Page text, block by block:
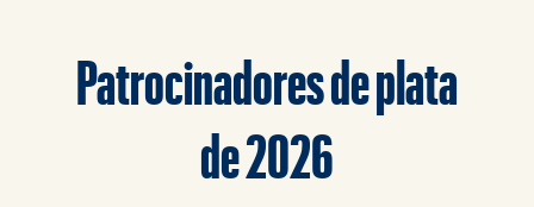
Patrocinadores de plata
de 2026